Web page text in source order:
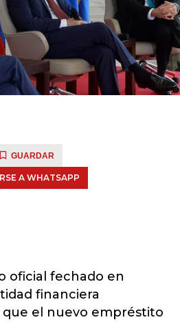
GUARDAR
A WHATSAPP
oficial fechado en
financiera
el nuevo empréstito